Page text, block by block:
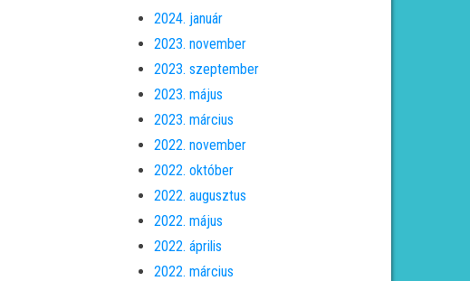
2024. január
2023. november
2023. szeptember
2023. május
2023. március
2022. november
2022. október
2022. augusztus
2022. május
2022. április
2022. március